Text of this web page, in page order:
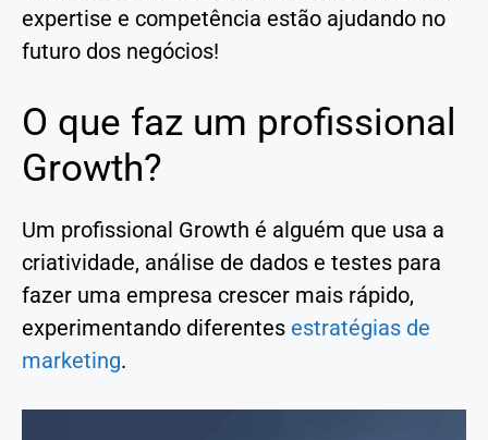
expertise e competência estão ajudando no
futuro dos negócios!
O que faz um profissional
Growth?
Um profissional Growth é alguém que usa a
criatividade, análise de dados e testes para
fazer uma empresa crescer mais rápido,
experimentando diferentes estratégias de
marketing.